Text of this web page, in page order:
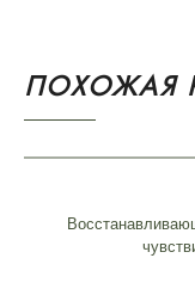
ПОХОЖАЯ